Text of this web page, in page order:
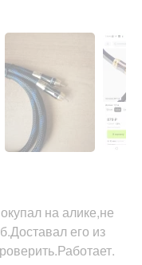
на алике,не
его из